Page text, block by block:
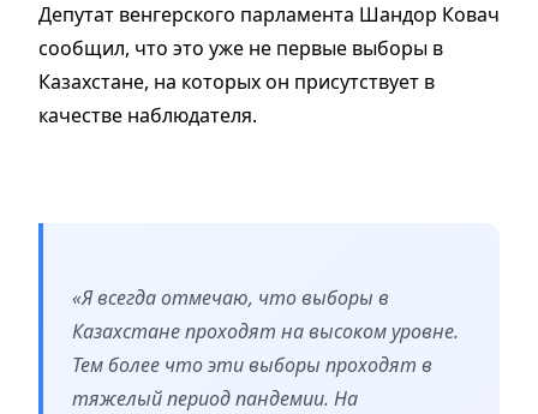
Депутат венгерского парламента Шандор Ковач
сообщил, что это уже не первые выборы в
Казахстане, на которых он присутствует в
качестве наблюдателя.
«Я всегда отмечаю, что выборы в
Казахстане проходят на высоком уровне.
Тем более что эти выборы проходят в
тяжелый период пандемии. На